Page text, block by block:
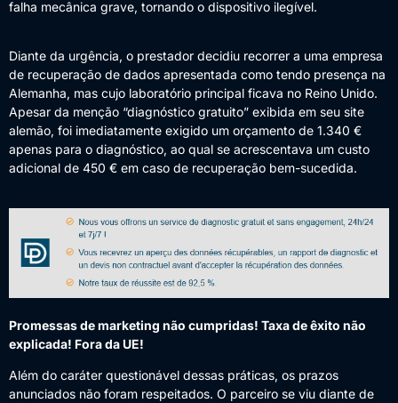
falha mecânica grave, tornando o dispositivo ilegível.
Diante da urgência, o prestador decidiu recorrer a uma empresa
de recuperação de dados apresentada como tendo presença na
Alemanha, mas cujo laboratório principal ficava no Reino Unido.
Apesar da menção “diagnóstico gratuito” exibida em seu site
alemão, foi imediatamente exigido um orçamento de 1.340 €
apenas para o diagnóstico, ao qual se acrescentava um custo
adicional de 450 € em caso de recuperação bem-sucedida.
Promessas de marketing não cumpridas! Taxa de êxito não
explicada! Fora da UE!
Além do caráter questionável dessas práticas, os prazos
anunciados não foram respeitados. O parceiro se viu diante de